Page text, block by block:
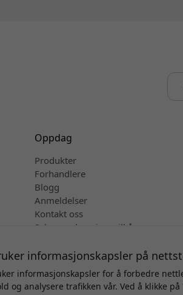
Oppdag
Produkter
Forhandlere
Blogg
Anmeldelser
Kontakt oss
Salgs- og leveringsvilkår
informasjonskapsler på
informasjonskapsler for å forbedre
og analysere trafikken vår. Ved å klikke